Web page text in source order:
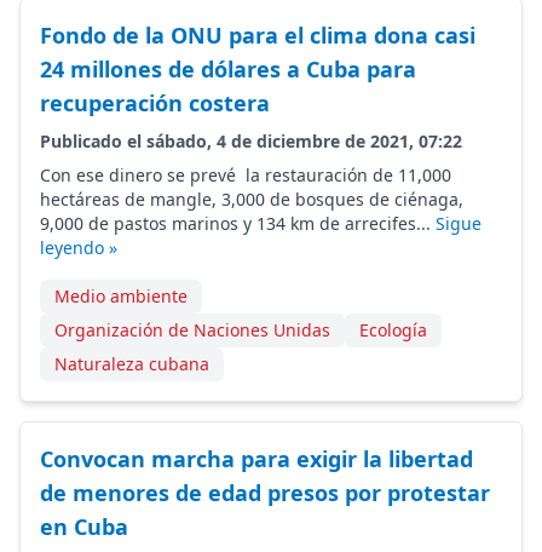
Fondo de la ONU para el clima dona casi
24 millones de dólares a Cuba para
recuperación costera
Publicado el sábado, 4 de diciembre de 2021, 07:22
Con ese dinero se prevé la restauración de 11,000
hectáreas de mangle, 3,000 de bosques de ciénaga,
9,000 de pastos marinos y 134 km de arrecifes... Sigue
leyendo »
Medio ambiente
Organización de Naciones Unidas
Ecología
Naturaleza cubana
Convocan marcha para exigir la libertad
de menores de edad presos por protestar
en Cuba